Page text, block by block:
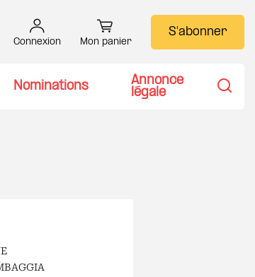
Connexion Mon panier
S'abonner
Nominations
Annonce
légale